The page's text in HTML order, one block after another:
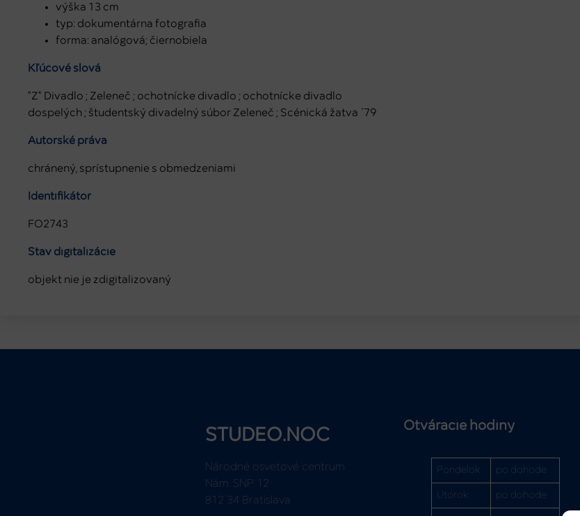
výška 13 cm
typ: dokumentárna fotografia
forma: analógová; čiernobiela
Kľúčové slová
"Z" Divadlo ; Zeleneč ; ochotnícke divadlo ; ochotnícke divadlo
dospelých ; študentský divadelný súbor Zeleneč ; Scénická žatva ´79
Autorské práva
chránený, sprístupnenie s obmedzeniami
Identifikátor
FO2743
Stav digitalizácie
objekt nie je zdigitalizovaný
STUDEO.NOC
Národné osvetové centrum
Nám. SNP 12
812 34 Bratislava
Otváracie hodiny
Pondelok po dohode
Utorok po dohode